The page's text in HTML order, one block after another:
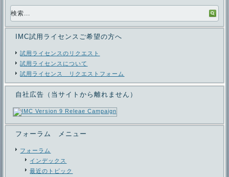
IMC試用ライセンスご希望の方へ
試用ライセンスのリクエスト
試用ライセンスについて
試用ライセンス リクエストフォーム
自社広告（当サイトから離れません）
フォーラム メニュー
フォーラム
インデックス
最近のトピック